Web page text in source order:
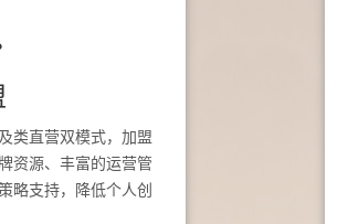
类直营双模式，加盟
资源、丰富的运营管
略支持，降低个人创